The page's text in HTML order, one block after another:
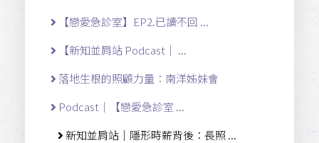
【戀愛急診室】EP2.已讀不回 ...
【新知並肩站 Podcast｜ ...
落地生根的照顧力量：南洋姊妹會
Podcast｜【戀愛急診室 ...
新知並肩站｜隱形時薪背後：長照 ...